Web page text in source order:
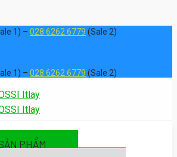
1) – 028 6262 6779 (Sale 2)
1) – 028 6262 6779 (Sale 2)
PHẨM